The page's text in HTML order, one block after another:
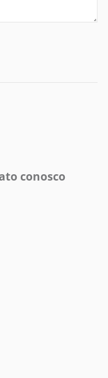
conosco